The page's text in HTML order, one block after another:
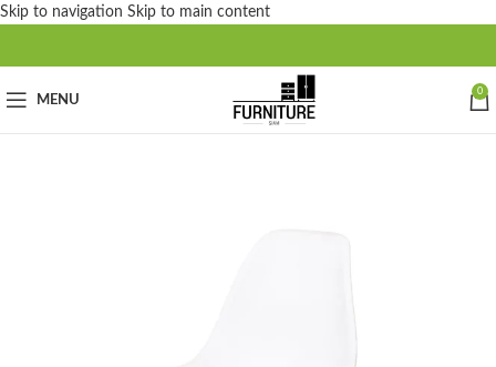
Skip to navigation Skip to main content
MENU
0